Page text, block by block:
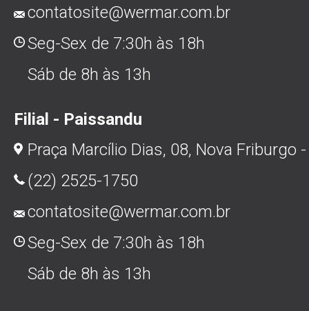
contatosite@wermar.com.br
Seg-Sex de 7:30h às 18h
Sáb de 8h às 13h
Filial - Paissandu
Praça Marcílio Dias, 08, Nova Friburgo
(22) 2525-1750
contatosite@wermar.com.br
Seg-Sex de 7:30h às 18h
Sáb de 8h às 13h